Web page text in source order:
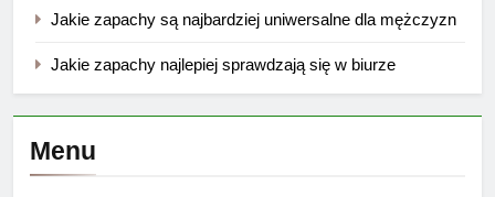
Jakie zapachy są najbardziej uniwersalne dla mężczyzn
Jakie zapachy najlepiej sprawdzają się w biurze
Menu